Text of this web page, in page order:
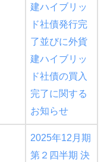
建ハイブリッ
ド社債発行完
了並びに外貨
建ハイブリッ
ド社債の買入
完了に関する
お知らせ
2025年12月期
第２四半期 決